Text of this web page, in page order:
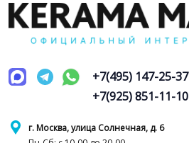
г. Москва, улица Солнечная, д. 6
+7(495) 147-25-37
+7(925) 851-11-10